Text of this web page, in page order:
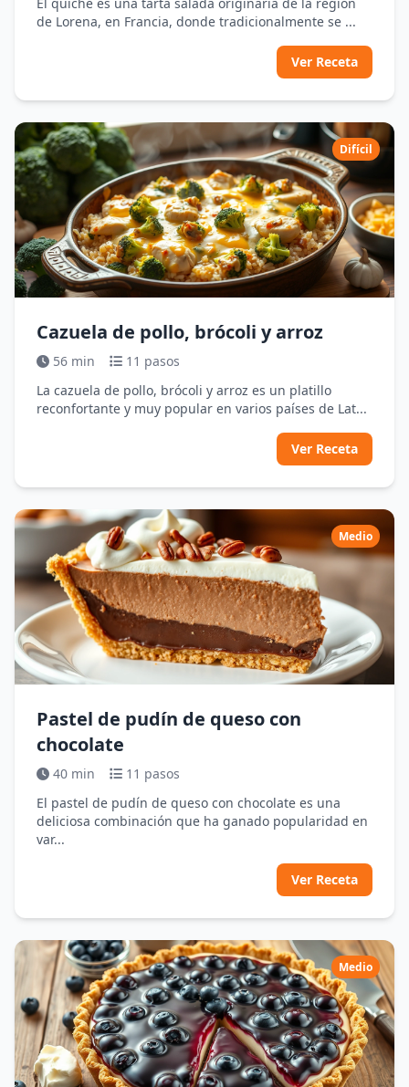
de Lorena, en Francia, donde tradicionalmente se ...
Ver Receta
Difícil
Cazuela de pollo, brócoli y arroz
56 min
11 pasos
La cazuela de pollo, brócoli y arroz es un platillo
reconfortante y muy popular en varios países de Lat...
Ver Receta
Medio
Pastel de pudín de queso con
chocolate
40 min
11 pasos
El pastel de pudín de queso con chocolate es una
deliciosa combinación que ha ganado popularidad en
var...
Ver Receta
Medio